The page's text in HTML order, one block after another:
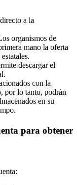
a la
organismos de
mano la oferta
descargar el
con la
por lo tanto, podrán
en su
para obtener